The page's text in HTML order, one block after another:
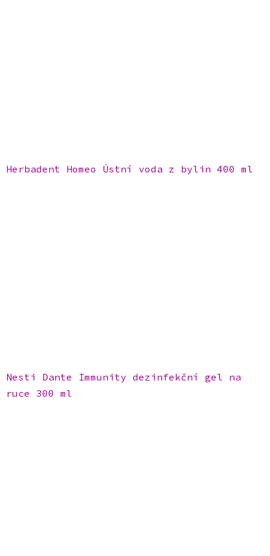
Herbadent Homeo Ústní voda z bylin 400 ml
Nesti Dante Immunity dezinfekční gel na
ruce 300 ml